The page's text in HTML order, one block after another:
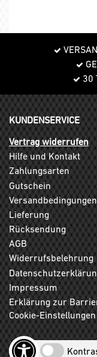
30
KUNDENSERVICE
Vertrag widerrufen
Hilfe und Kontakt
Zahlungsarten
Gutschein
Versandbedingungen
Lieferung
Rücksendung
AGB
Widerrufsbelehrung
Impressum
Erklärung zur
Cookie-